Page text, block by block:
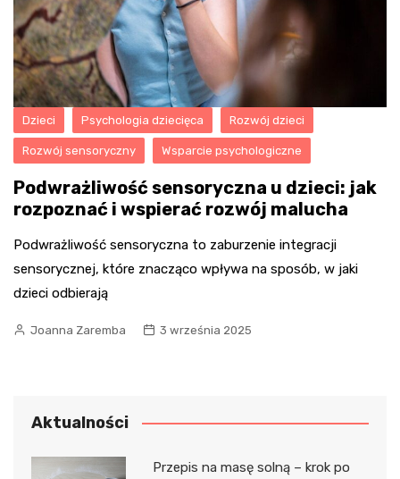
Dzieci Psychologia dziecięca Rozwój dzieci
Rozwój sensoryczny Wsparcie psychologiczne
Podwrażliwość sensoryczna u dzieci: jak
rozpoznać i wspierać rozwój malucha
Podwrażliwość sensoryczna to zaburzenie integracji
sensorycznej, które znacząco wpływa na sposób, w jaki
dzieci odbierają
Joanna Zaremba 3 września 2025
Aktualności
Przepis na masę solną – krok po